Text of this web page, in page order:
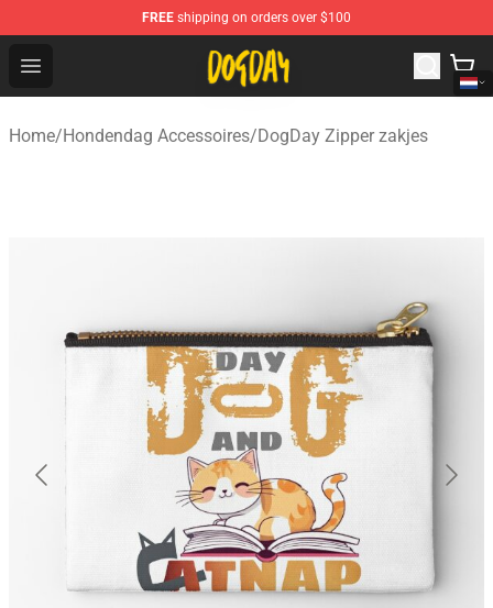
FREE shipping on orders over $100
Open menu
DogDay Store - Official DogDay Merchandise Shop
Home/Hondendag Accessoires/DogDay Zipper zakjes